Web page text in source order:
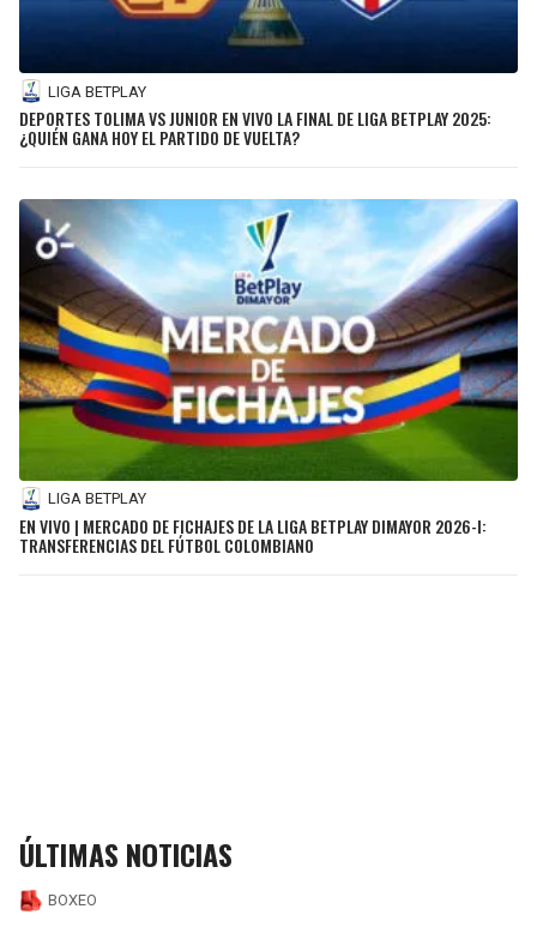
LIGA BETPLAY
DEPORTES TOLIMA VS JUNIOR EN VIVO LA FINAL DE LIGA BETPLAY 2025:
¿QUIÉN GANA HOY EL PARTIDO DE VUELTA?
LIGA BETPLAY
EN VIVO | MERCADO DE FICHAJES DE LA LIGA BETPLAY DIMAYOR 2026-I:
TRANSFERENCIAS DEL FÚTBOL COLOMBIANO
ÚLTIMAS NOTICIAS
BOXEO